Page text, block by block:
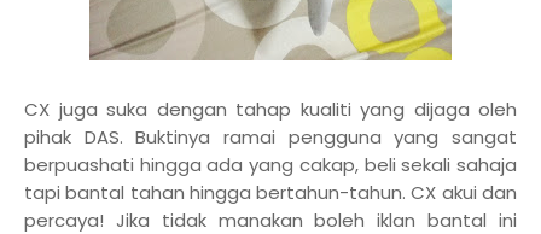
CX juga suka dengan tahap kualiti yang dijaga oleh
pihak DAS. Buktinya ramai pengguna yang sangat
berpuashati hingga ada yang cakap, beli sekali sahaja
tapi bantal tahan hingga bertahun-tahun. CX akui dan
percaya! Jika tidak manakan boleh iklan bantal ini